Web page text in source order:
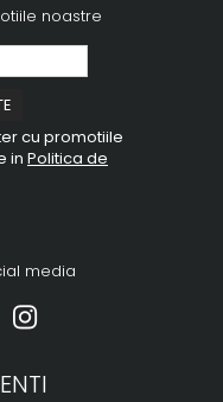
noastre
cu promotiile
in Politica de
media